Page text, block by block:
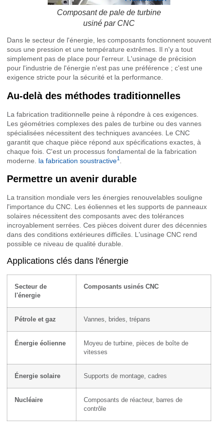
Composant de pale de turbine
usiné par CNC
Dans le secteur de l'énergie, les composants fonctionnent souvent
sous une pression et une température extrêmes. Il n'y a tout
simplement pas de place pour l'erreur. L'usinage de précision
pour l'industrie de l'énergie n'est pas une préférence ; c'est une
exigence stricte pour la sécurité et la performance.
Au-delà des méthodes traditionnelles
La fabrication traditionnelle peine à répondre à ces exigences.
Les géométries complexes des pales de turbine ou des vannes
spécialisées nécessitent des techniques avancées. Le CNC
garantit que chaque pièce répond aux spécifications exactes, à
chaque fois. C'est un processus fondamental de la fabrication
moderne. la fabrication soustractive1
Permettre un avenir durable
La transition mondiale vers les énergies renouvelables souligne
l'importance du CNC. Les éoliennes et les supports de panneaux
solaires nécessitent des composants avec des tolérances
incroyablement serrées. Ces pièces doivent durer des décennies
dans des conditions extérieures difficiles. L'usinage CNC rend
possible ce niveau de qualité durable.
Applications clés dans l'énergie
Secteur de
l'énergie
Composants usinés CNC
Pétrole et gaz Vannes, brides, trépans
Énergie éolienne
Moyeu de turbine, pièces de boîte de
vitesses
Énergie solaire Supports de montage, cadres
Nucléaire
Composants de réacteur, barres de
contrôle